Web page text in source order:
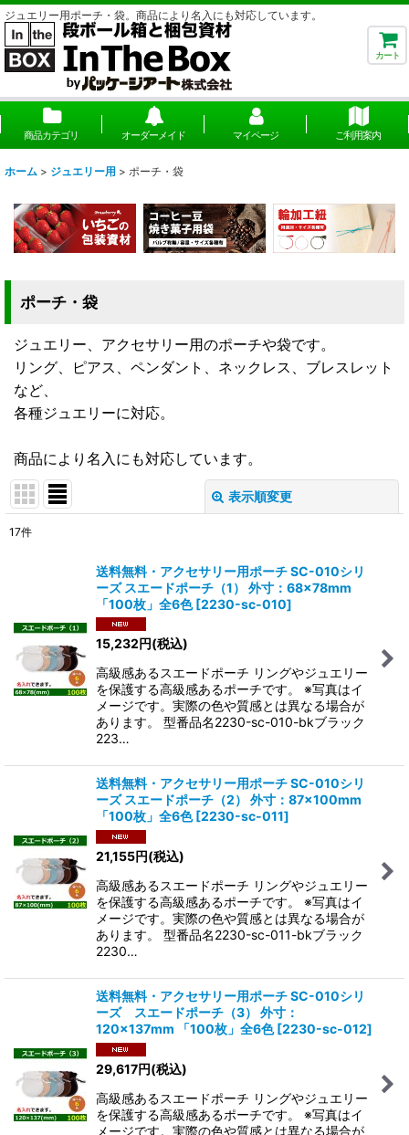
ジュエリー用ポーチ・袋。商品により名入にも対応しています。
カート
商品カテゴリ オーダーメイド マイページ ご利用案内
ホーム > ジュエリー用 > ポーチ・袋
ポーチ・袋
ジュエリー、アクセサリー用のポーチや袋です。
リング、ピアス、ペンダント、ネックレス、ブレスレット
など、
各種ジュエリーに対応。
商品により名入にも対応しています。
表示順変更
並び順:
絞り込む
17件
送料無料・アクセサリー用ポーチ SC-010シリ
ーズ スエードポーチ（1） 外寸：68×78mm
「100枚」全6色 [2230-sc-010]
15,232円(税込)
高級感あるスエードポーチ リングやジュエリー
を保護する高級感あるポーチです。 ※写真はイ
メージです。実際の色や質感とは異なる場合が
あります。 型番品名2230-sc-010-bkブラック
223…
送料無料・アクセサリー用ポーチ SC-010シリ
ーズ スエードポーチ（2） 外寸：87×100mm
「100枚」全6色 [2230-sc-011]
21,155円(税込)
高級感あるスエードポーチ リングやジュエリー
を保護する高級感あるポーチです。 ※写真はイ
メージです。実際の色や質感とは異なる場合が
あります。 型番品名2230-sc-011-bkブラック
2230…
送料無料・アクセサリー用ポーチ SC-010シリ
ーズ スエードポーチ（3） 外寸：
120×137mm 「100枚」全6色 [2230-sc-012]
29,617円(税込)
高級感あるスエードポーチ リングやジュエリー
を保護する高級感あるポーチです。 ※写真はイ
メージです。実際の色や質感とは異なる場合が